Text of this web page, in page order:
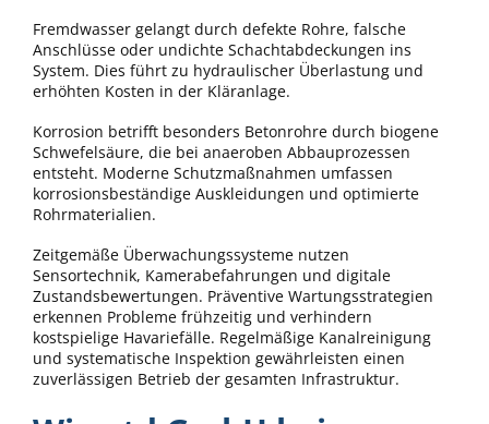
Fremdwasser gelangt durch defekte Rohre, falsche
Anschlüsse oder undichte Schachtabdeckungen ins
System. Dies führt zu hydraulischer Überlastung und
erhöhten Kosten in der Kläranlage.
Korrosion betrifft besonders Betonrohre durch biogene
Schwefelsäure, die bei anaeroben Abbauprozessen
entsteht. Moderne Schutzmaßnahmen umfassen
korrosionsbeständige Auskleidungen und optimierte
Rohrmaterialien.
Zeitgemäße Überwachungssysteme nutzen
Sensortechnik, Kamerabefahrungen und digitale
Zustandsbewertungen. Präventive Wartungsstrategien
erkennen Probleme frühzeitig und verhindern
kostspielige Havariefälle. Regelmäßige Kanalreinigung
und systematische Inspektion gewährleisten einen
zuverlässigen Betrieb der gesamten Infrastruktur.